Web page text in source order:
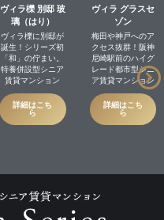
ヴィラ櫟 別邸 玻
璃（はり）
ヴィラ櫟に別邸が
誕生！シリーズ初
「和」の佇まい。
特養併設型シニア
賃貸マンション
詳細はこち
ら
ヴィラ グラスセ
ゾン
梅田や神戸へのア
クセス抜群！阪神
尼崎駅前のハイグ
レード都市型シニ
ア賃貸マンション
詳細はこち
ら